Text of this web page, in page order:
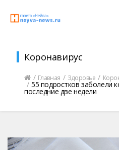
Коронавирус
Главная Здоровье
55 подростков заболели
последние две недели